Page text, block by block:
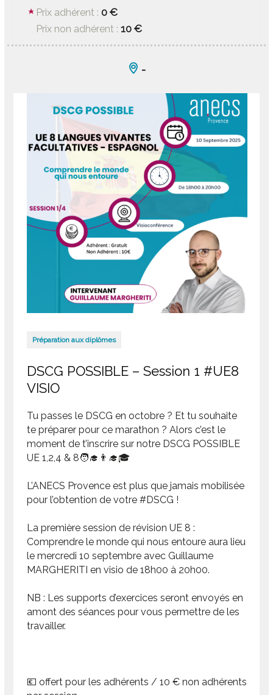
Prix adhérent :0 €
Prix non adhérent :10 €
-
Préparation aux diplômes
DSCG POSSIBLE – Session 1 #UE8
VISIO
Tu passes le DSCG en octobre ? Et tu souhaite
te préparer pour ce marathon ? Alors c’est le
moment de t’inscrire sur notre DSCG POSSIBLE
UE 1,2,4 & 8🧑‍🎓👨‍🎓🎓
L’ANECS Provence est plus que jamais mobilisée
pour l’obtention de votre #DSCG !
La première session de révision UE 8 :
Comprendre le monde qui nous entoure aura lieu
le mercredi 10 septembre avec Guillaume
MARGHERITI en visio de 18h00 à 20h00.
NB : Les supports d’exercices seront envoyés en
amont des séances pour vous permettre de les
travailler.
💶 offert pour les adhérents / 10 € non adhérents